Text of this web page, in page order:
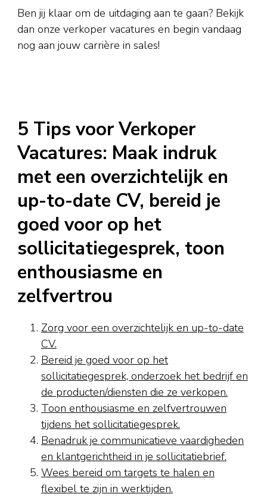
Ben jij klaar om de uitdaging aan te gaan? Bekijk
dan onze verkoper vacatures en begin vandaag
nog aan jouw carrière in sales!
5 Tips voor Verkoper
Vacatures: Maak indruk
met een overzichtelijk en
up-to-date CV, bereid je
goed voor op het
sollicitatiegesprek, toon
enthousiasme en
zelfvertrou
Zorg voor een overzichtelijk en up-to-date
CV.
Bereid je goed voor op het
sollicitatiegesprek, onderzoek het bedrijf en
de producten/diensten die ze verkopen.
Toon enthousiasme en zelfvertrouwen
tijdens het sollicitatiegesprek.
Benadruk je communicatieve vaardigheden
en klantgerichtheid in je sollicitatiebrief.
Wees bereid om targets te halen en
flexibel te zijn in werktijden.